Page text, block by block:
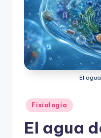
El
Publicado
en
Fisiología
El agua